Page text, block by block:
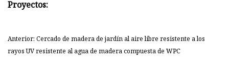
Proyectos:
Anterior: Cercado de madera de jardín al aire libre resistente a los
rayos UV resistente al agua de madera compuesta de WPC